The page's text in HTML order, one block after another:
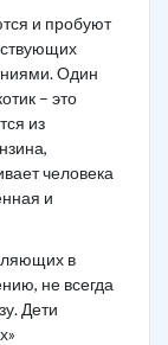
и пробуют
Один
– это
из
человека
и
в
не всегда
Дети